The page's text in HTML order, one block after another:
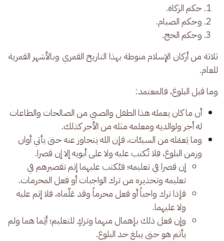
حكم الزكاة.
وحكم الصيام.
وحكم الحج.
ثلاثة من أركان الإسلام منوطة بهذا التاريخ القمري وبالأشهر القمرية
للعام.
وما قبل البلوغ، فالمعتمد:
أن ما كان يعمله هذا الطفل والصبي من الصالحات والطاعات
له أجر ولوالديه ومعلمه مثله من الأجر كذلك.
وما يَعمَله من السيئات، فإن الله يتجاوز عنه حتى يأتي أوان
وزمن البلوغ، فلا تُكتب عليه ولا على أبويه إلا إن قصرا.
إن قصرا في تعليمه؛ فيُكتب عليهما إثم تقصيرهم في
تعليمه وتحذيره من ترك الواجبات أو فعل المحرمات.
فإذا ترك واجباً أو فعل محرماً وقد عَلّماه، فلا إثم عليه
ولا عليهما.
وإن فعل ذلك بإهمال منهما وتركٍ للتعليم؛ أثِما هما ولم
يأثم هو حتى يبلغ حد البلوغ.